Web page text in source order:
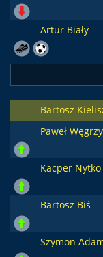
Artur Biały
Bartosz
Paweł
Kacper Nytko
Bartosz Biś
Szymon